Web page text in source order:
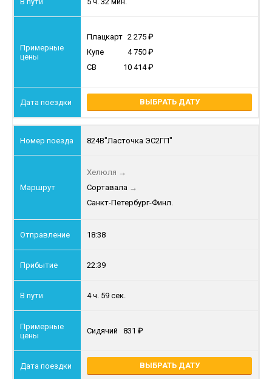
Плацкарт 2 275
Купе
4 750
СВ
10 414
ВЫБРАТЬ ДАТУ
824В"Ласточка ЭС2ГП"
Хелюля →
Сортавала →
Санкт-Петербург-Финл.
18:38
22:39
4 ч. 59 сек.
Сидячий 831
ВЫБРАТЬ ДАТУ